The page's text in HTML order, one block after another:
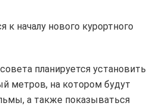
к началу нового курортного
планируется установить
метров, на котором будут
а также показываться